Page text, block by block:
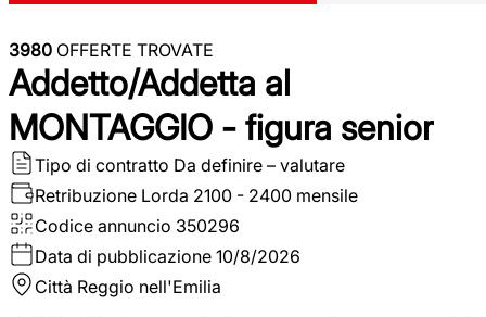
3980 OFFERTE TROVATE
Addetto/Addetta al
MONTAGGIO - figura senior
Tipo di contratto Da definire – valutare
Retribuzione Lorda 2100 - 2400 mensile
Codice annuncio 350296
Data di pubblicazione 10/8/2026
Città Reggio nell'Emilia